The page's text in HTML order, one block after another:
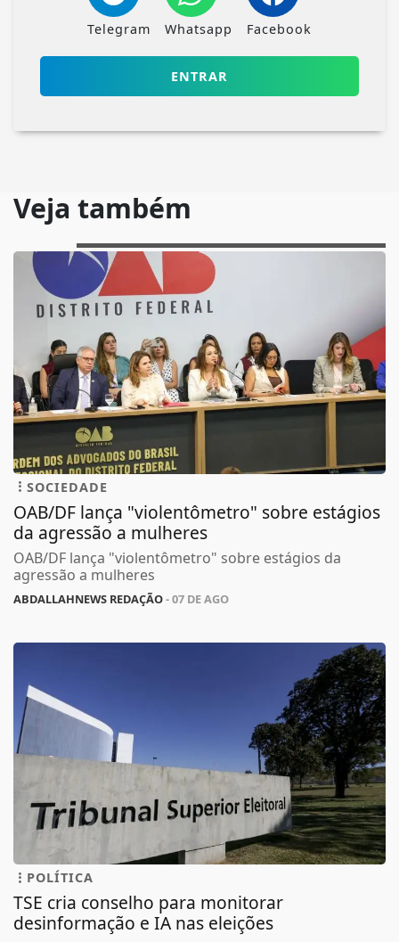
Telegram Whatsapp Facebook
ENTRAR
Veja também
SOCIEDADE
OAB/DF lança "violentômetro" sobre estágios
da agressão a mulheres
OAB/DF lança "violentômetro" sobre estágios da
agressão a mulheres
ABDALLAHNEWS REDAÇÃO- 07 DE AGO
POLÍTICA
TSE cria conselho para monitorar
desinformação e IA nas eleições